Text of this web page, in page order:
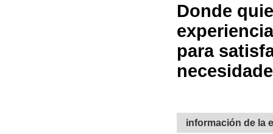
Donde
para
información de la